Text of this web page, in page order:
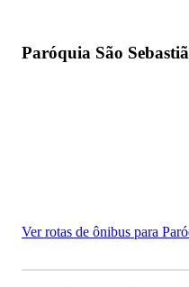
Paróquia São
Ver rotas de ônibus para